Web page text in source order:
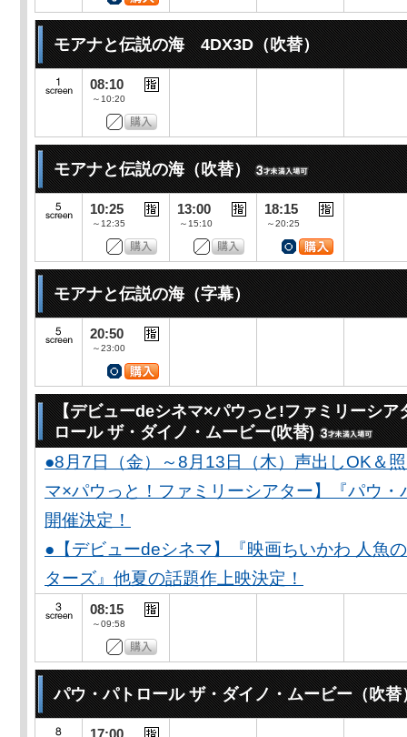
モアナと伝説の海 4DX3D（吹替）
08:10
～10:20
モアナと伝説の海（吹替）
10:25
～12:35
13:00
～15:10
18:15
～20:25
モアナと伝説の海（字幕）
20:50
～23:00
【デビューdeシネマ×パウっと!ファミリーシア
ロール ザ・ダイノ・ムービー(吹替)
●8月7日（金）～8月13日（木）声出しOK＆
マ×パウっと！ファミリーシアター】『パウ
開催決定！
●【デビューdeシネマ】『映画ちいかわ 人魚
ターズ』他夏の話題作上映決定！
08:15
～09:58
パウ・パトロール ザ・ダイノ・ムービー（吹替
17:00